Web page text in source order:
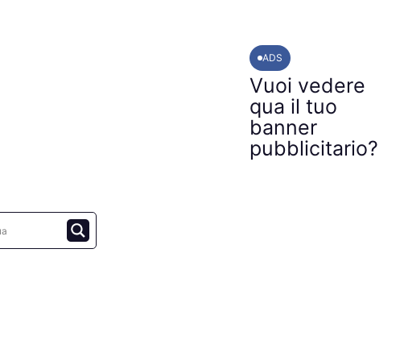
ADS
Vuoi vedere
qua il tuo
banner
pubblicitario?